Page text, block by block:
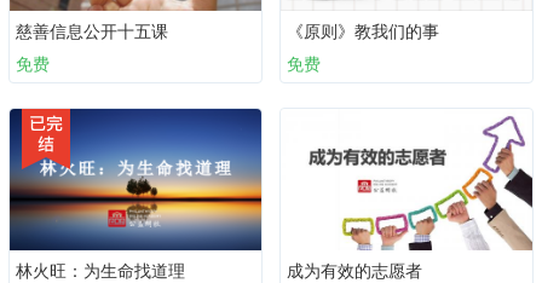
慈善信息公开十五课
免费
《原则》教我们的事
免费
林火旺：为生命找道理
成为有效的志愿者